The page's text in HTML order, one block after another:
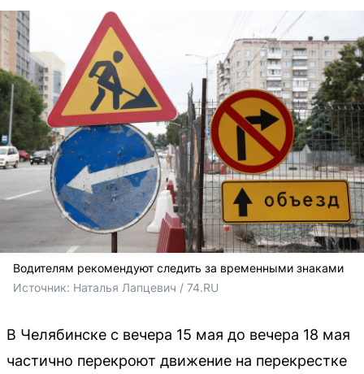
Водителям рекомендуют следить за временными знаками
Источник: Наталья Лапцевич / 74.RU
В Челябинске с вечера 15 мая до вечера 18 мая
частично перекроют движение на перекрестке